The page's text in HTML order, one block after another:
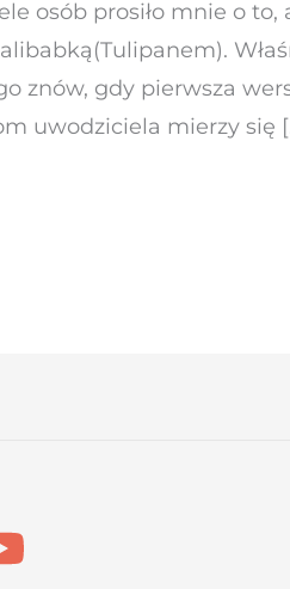
osób prosiło mnie o to,
gdy pierwsza
uwodziciela mierzy się